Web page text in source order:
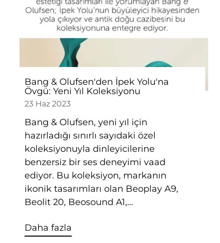
Bang & Olufsen'den İpek Yolu'na
Övgü: Yeni Yıl Koleksiyonu
23 Haz 2023
Bang & Olufsen, yeni yıl için
hazırladığı sınırlı sayıdaki özel
koleksiyonuyla dinleyicilerine
benzersiz bir ses deneyimi vaad
ediyor. Bu koleksiyon, markanın
ikonik tasarımları olan Beoplay A9,
Beolit 20, Beosound A1,...
Daha fazla